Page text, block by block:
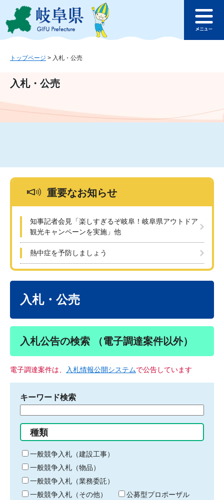
ジ
ュ
文
このページの本文へ
ュ
トップページ > 入札・公売
入札・公売
重要なお知らせ
知事記者会見「楽しすぎるぞ岐阜！岐阜県アウトドア
観光キャンペーンを実施」他
熱中症を予防しましょう
入札・公売
入札公告の検索 （電子調達案件以外）
電子調達案件は、 入札情報公開システムで公告しています
キーワード検索
る
キ
ー
ワ
ー
ド
種類
一般競争入札（建設工事）
一般競争入札（物品）
一般競争入札（業務委託）
一般競争入札（その他）
公募型プロポーザル